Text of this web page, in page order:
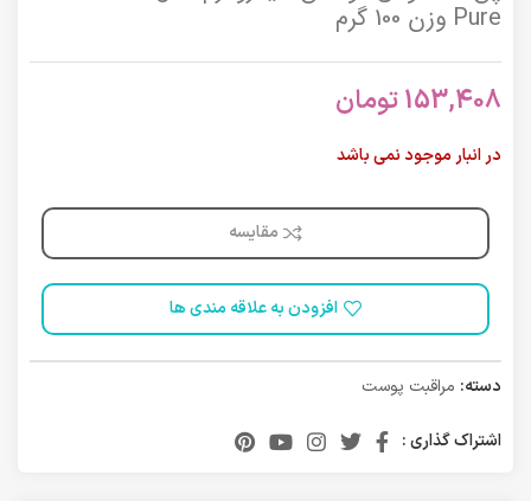
Pure وزن 100 گرم
153,408تومان
در انبار موجود نمی باشد
مقایسه
افزودن به علاقه مندی ها
دسته: مراقبت پوست
اشتراک گذاری :